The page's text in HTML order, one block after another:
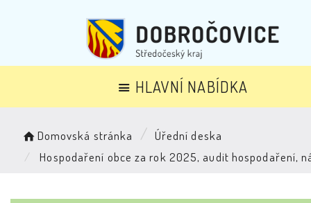
HLAVNÍ NABÍDKA
Domovská stránka
Úřední deska
Hospodaření obce za rok 2025, audit hospodaření,